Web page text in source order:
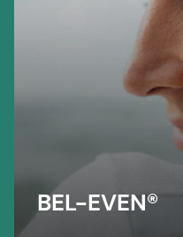
BEL-EVEN®